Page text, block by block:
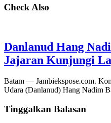
Check Also
Danlanud Hang
Jajaran Kunjungi
Batam — Jambiekspose.com.
Udara (Danlanud) Hang Nadim
Tinggalkan Balasan